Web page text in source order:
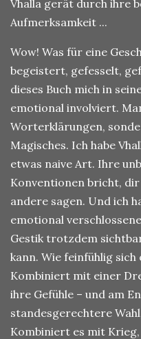
Vhalla gerät durch ihre
Aufmerksamkeit ...
Wow! Was für eine
begeistert, gefesselt,
dieses Buch mich in
emotional involviert.
Worterklärungen,
Magisches. Ich habe
etwas naive Art. Ihre
Konventionen bricht,
andere sagen. Und ich
emotional
Gestik trotzdem
kann. Wie feinfühlig
Kombiniert mit einer
ihre Gefühle – und am
standesgerechtere
Kombiniert es mit